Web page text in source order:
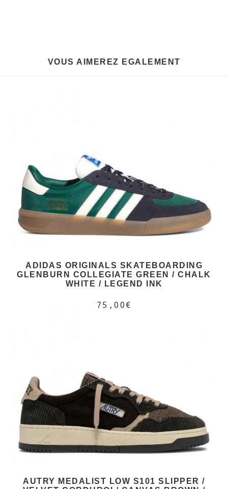
VOUS AIMEREZ EGALEMENT
ADIDAS ORIGINALS SKATEBOARDING
GLENBURN COLLEGIATE GREEN / CHALK
WHITE / LEGEND INK
75,00€
AUTRY MEDALIST LOW S101 SLIPPER /